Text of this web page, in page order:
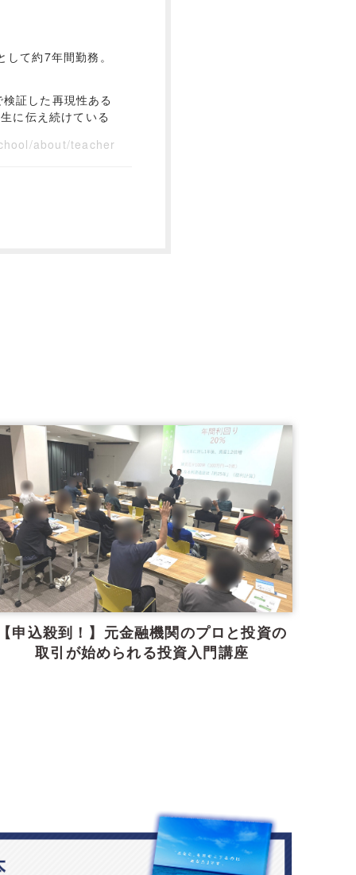
て約7年間勤務。
証した再現性ある
に伝え続けている
about/teacher
申込殺到！】元金融機関のプロと投資の
取引が始められる投資入門講座